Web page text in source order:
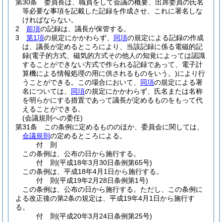
第30条
委員長は、職員をして会議の概要、出席委員の氏名
等必要な事項を記載した記録を作成させ、これに署名しな
ければならない。
2
前項の記録は、議長が保管する。
3
第1項の規定にかかわらず、 同項の規定による記録の作成
は、議長が定めるところにより、当該記録に係る電磁的記
録(電子的方式、磁気的方式その他人の知覚によっては認識
することができない方式で作られる記録であって、電子計
算機による情報処理の用に供されるものをいう。)により行
うことができる。
この場合において、 同項の規定による署
名については、 同項の規定にかかわらず、氏名または名称
を明らかにする措置であって議長が定めるものをもって代
えることができる。
(会議規則への委任)
第31条
この条例に定めるもののほか、委員会に関しては、
会議規則 の定めるところによる。
付 則
この条例は、公布の日から施行する。
付 則(平成18年3月30日条例第65号)
この条例は、平成18年4月1日から施行する。
付 則(平成19年2月28日条例第1号)
この条例は、公布の日から施行する。 ただし、この条例に
よる改正後の第2条の規定は、平成19年4月1日から施行す
る。
付 則(平成20年3月24日条例第25号)